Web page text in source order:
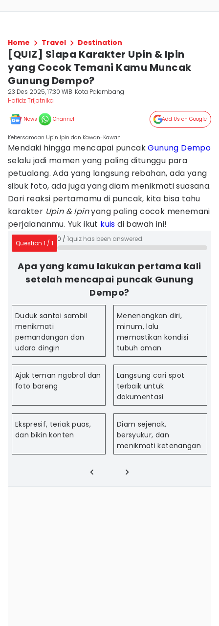
Home Travel Destination
[QUIZ] Siapa Karakter Upin & Ipin
yang Cocok Temani Kamu Muncak
Gunung Dempo?
23 Des 2025, 17:30 WIB Kota Palembang
Hafidz Trijatnika
News Channel Add Us on Google
Kebersamaan Upin Ipin dan Kawan-Kawan
Mendaki hingga mencapai puncakGunung Dempo
selalu jadi momen yang paling ditunggu para
petualang. Ada yang langsung rebahan, ada yang
sibuk foto, ada juga yang diam menikmati suasana.
Dari reaksi pertamamu di puncak, kita bisa tahu
karakter Upin & Ipinyang paling cocok menemani
perjalananmu. Yuk ikut kuis di bawah ini!
Question 1 / 1
0 / 1quiz has been answered.
Apa yang kamu lakukan pertama kali
setelah mencapai puncak Gunung
Dempo?
Duduk santai sambil
menikmati
pemandangan dan
udara dingin
Menenangkan diri,
minum, lalu
memastikan kondisi
tubuh aman
Ajak teman ngobrol dan
foto bareng
Langsung cari spot
terbaik untuk
dokumentasi
Ekspresif, teriak puas,
dan bikin konten
Diam sejenak,
bersyukur, dan
menikmati ketenangan